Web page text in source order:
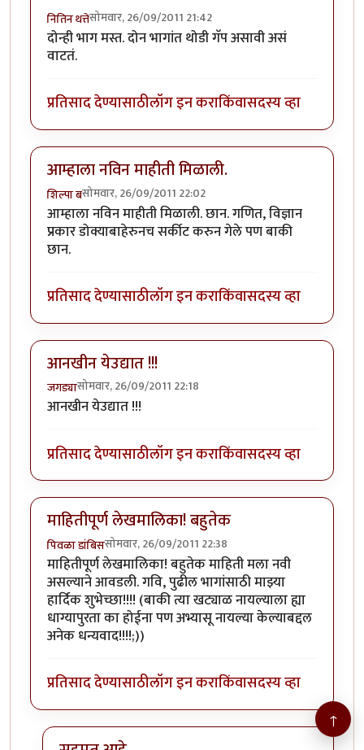
नितिन थत्तेसोमवार, 26/09/2011 21:42
दोन्ही भाग मस्त. दोन भागांत थोडी गॅप असावी असं
वाटतं.
प्रतिसाद देण्यासाठीलॉग इन कराकिंवासदस्य व्हा
आम्हाला नविन माहीती मिळाली.
शिल्पा बसोमवार, 26/09/2011 22:02
आम्हाला नविन माहीती मिळाली. छान. गणित, विज्ञान
प्रकार डोक्याबाहेरुनच सर्कीट करुन गेले पण बाकी
छान.
प्रतिसाद देण्यासाठीलॉग इन कराकिंवासदस्य व्हा
आनखीन येउद्यात !!!
जगड्यासोमवार, 26/09/2011 22:18
आनखीन येउद्यात !!!
प्रतिसाद देण्यासाठीलॉग इन कराकिंवासदस्य व्हा
माहितीपूर्ण लेखमालिका! बहुतेक
पिवळा डांबिससोमवार, 26/09/2011 22:38
माहितीपूर्ण लेखमालिका! बहुतेक माहिती मला नवी
असल्याने आवडली. गवि, पुढील भागांसाठी माझ्या
हार्दिक शुभेच्छा!!!! (बाकी त्या खट्याळ नायल्याला ह्या
धाग्यापुरता का होईना पण अभ्यासू नायल्या केल्याबद्दल
अनेक धन्यवाद!!!!;))
प्रतिसाद देण्यासाठीलॉग इन कराकिंवासदस्य व्हा
↑